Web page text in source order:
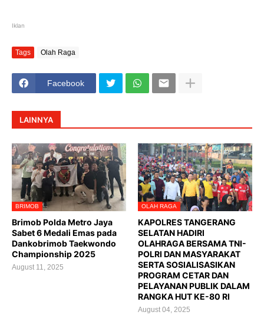
Iklan
Tags Olah Raga
Facebook
LAINNYA
BRIMOB
Brimob Polda Metro Jaya
Sabet 6 Medali Emas pada
Dankobrimob Taekwondo
Championship 2025
August 11, 2025
OLAH RAGA
KAPOLRES TANGERANG
SELATAN HADIRI
OLAHRAGA BERSAMA TNI-
POLRI DAN MASYARAKAT
SERTA SOSIALISASIKAN
PROGRAM CETAR DAN
PELAYANAN PUBLIK DALAM
RANGKA HUT KE-80 RI
August 04, 2025